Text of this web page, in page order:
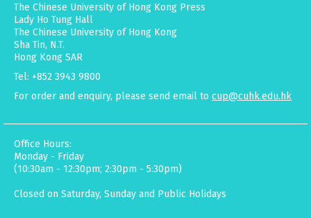
The Chinese University of Hong Kong Press
Lady Ho Tung Hall
The Chinese University of Hong Kong
Sha Tin, N.T.
Hong Kong SAR
Tel: +852 3943 9800
For order and enquiry, please send email to cup@cuhk.edu.hk
Office Hours:
Monday - Friday
(10:30am - 12:30pm; 2:30pm - 5:30pm)
Closed on Saturday, Sunday and Public Holidays